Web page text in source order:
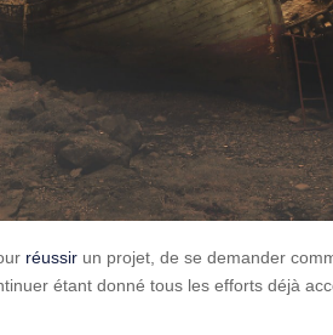
réussir un projet, de se demander
étant donné tous les efforts déjà